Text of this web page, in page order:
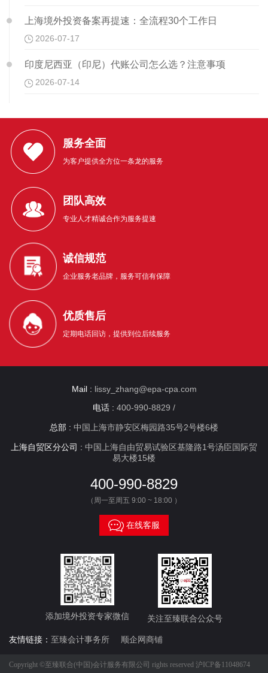
上海境外投资备案再提速：全流程30个工作日
2026-07-17
印度尼西亚（印尼）代账公司怎么选？注意事项
2026-07-14
服务全面
为客户提供全方位一条龙的服务
团队高效
专业人才精诚合作为服务提速
诚信规范
企业服务老品牌，服务可信有保障
优质售后
定期电话回访，提供到位后续服务
Mail : lissy_zhang@epa-cpa.com
电话 : 400-990-8829 /
总部 : 中国上海市静安区梅园路35号2号楼6楼
上海自贸区分公司 : 中国上海自由贸易试验区基隆路1号汤臣国际贸
易大楼15楼
400-990-8829
（周一至周五 9:00 ~ 18:00 ）
 在线客服
添加境外投资专家微信 关注至臻联合公众号
友情链接： 至臻会计事务所 顺企网商铺
Copyright ©至臻联合(中国)会计服务有限公司 rights reserved 沪ICP备11048674